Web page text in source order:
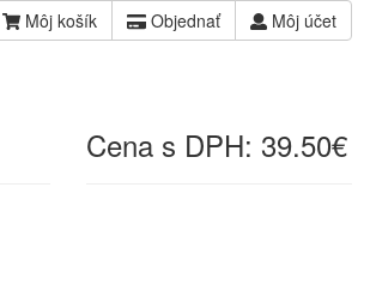
Môj košík Objednať Môj účet
Cena s DPH: 39.50€